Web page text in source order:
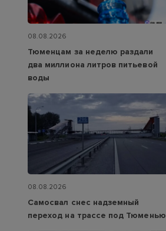
08.08.2026
Тюменцам за неделю раздали
два миллиона литров питьевой
воды
08.08.2026
Самосвал снес надземный
переход на трассе под Тюменью